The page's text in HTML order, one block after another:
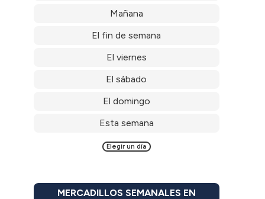
Mañana
El fin de semana
El viernes
El sábado
El domingo
Esta semana
Elegir un día
MERCADILLOS SEMANALES EN